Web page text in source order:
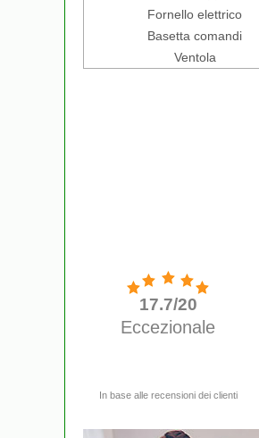
Fornello elettrico
Basetta comandi
Ventola